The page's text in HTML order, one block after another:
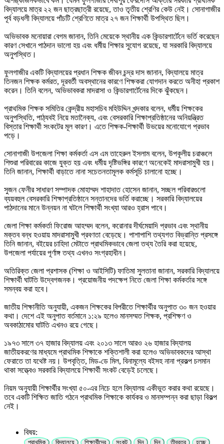
বিদ্যালয়ে মাত্র ২২ জন ছাত্রছাত্রী রয়েছে, তাও তৃতীয় শ্রেণির কেউ নেই। সোনাগাজীর
পূর্ব বড়ধলী বিদ্যালয়ে পাঁচটি শ্রেণিতে মাত্র ২৭ জন শিক্ষার্থী উপস্থিত ছিল।
অভিভাবক মনোয়ারা বেগম জানান, তিনি মেয়েকে স্থানীয় এক কিন্ডারগার্টেনে ভর্তি করেছেন
কারণ সেখানে পাঠদান ভালো হয় এবং ধর্মীয় শিক্ষার সুযোগ রয়েছে, যা সরকারি বিদ্যালয়ে
অনুপস্থিত।
ফুলগাজীর একটি বিদ্যালয়ের প্রধান শিক্ষক জীবন চন্দ্র দাস জানান, বিদ্যালয়ে মাত্র
তিনজন শিক্ষক কর্মরত, দূরবর্তী অবস্থানের কারণে শিক্ষকরা যোগদান করতে অনীহা প্রকাশ
করেন। তিনি বলেন, অভিভাবকরা মাদরাসা ও কিন্ডারগার্টেনের দিকে ঝুঁকছেন।
প্রাথমিক শিক্ষক সমিতির কেন্দ্রীয় মহাসচিব মহিউদ্দিন খন্দকার বলেন, ধর্মীয় শিক্ষকের
অনুপস্থিতি, পাঠ্যবই নিয়ে মতানৈক্য, এবং বেসরকারি শিক্ষাপ্রতিষ্ঠানের অনিয়ন্ত্রিত
বিস্তার শিক্ষার্থী সংকটের মূল কারণ। এতে শিক্ষক-শিক্ষার্থী উভয়ের মনোযোগে প্রভাব
পড়ে।
সোনাগাজী উপজেলা শিক্ষা কর্মকর্তা এস এম তাহেরুল ইসলাম বলেন, উপকূলীয় চরাঞ্চলে
শিশুরা পরিবারের কাজে যুক্ত হয় এবং ধর্মীয় দৃষ্টিভঙ্গির কারণে অনেকেই মাদরাসামুখী হয়।
তিনি জানান, শিক্ষার্থী বাড়াতে নানা সচেতনতামূলক কর্মসূচি চালানো হচ্ছে।
সুজন ফেনীর সাধারণ সম্পাদক মোহাম্মদ শাহাদাত হোসেন জানান, সচ্ছল পরিবারগুলো
ব্যয়বহুল বেসরকারি শিক্ষাপ্রতিষ্ঠানে সন্তানদের ভর্তি করাচ্ছে। সরকারি বিদ্যালয়ের
পাঠদানের মানে উন্নয়ন না ঘটলে শিক্ষার্থী সংখ্যা আরও হ্রাস পাবে।
জেলা শিক্ষা কর্মকর্তা ফিরোজ আহম্মদ বলেন, করোনার দীর্ঘমেয়াদি প্রভাব এবং স্থানীয়
মক্তব বন্ধ হওয়ায় মাদরাসামুখী প্রবণতা বেড়েছে। পাশাপাশি তথ্যগত বিভ্রান্তি প্রসঙ্গে
তিনি জানান, বইয়ের চাহিদা মেটাতে প্রাথমিকভাবে জেলা তথ্য তৈরি করা হয়েছে,
উপজেলা পর্যায়ের পূর্ণাঙ্গ তথ্য এখনও সংগ্রহাধীন।
অতিরিক্ত জেলা প্রশাসক (শিক্ষা ও আইসিটি) ফাতিমা সুলতানা জানান, সরকারি বিদ্যালয়ে
শিক্ষার্থী ঘাটতি উদ্বেগজনক। প্রয়োজনীয় পদক্ষেপ নিতে জেলা শিক্ষা কর্মকর্তার সঙ্গে
সমন্বয় করা হবে।
জাতীয় শিক্ষানীতি অনুযায়ী, একজন শিক্ষকের বিপরীতে শিক্ষার্থীর অনুপাত ৩০ জন হওয়ার
কথা। দেশে এই অনুপাত বর্তমানে ১:২৯ হলেও মানসম্মত শিক্ষক, প্রশিক্ষণ ও
অবকাঠামোর ঘাটতি এখনও রয়ে গেছে।
১৯৭৩ সালে ৩৭ হাজার বিদ্যালয় এবং ২০১৩ সালে আরও ২৬ হাজার বিদ্যালয়
জাতীয়করণের মাধ্যমে প্রাথমিক শিক্ষাকে শক্তিশালী করা হলেও অভিভাবকদের আস্থা
ফেরাতে তা যথেষ্ট নয়। উপবৃত্তি, মিড-ডে মিল, বিনামূল্যে বইসহ নানা প্রকল্প চলমান
থাকা সত্ত্বেও সরকারি বিদ্যালয়ে শিক্ষার্থী সংকট বেড়েই চলেছে।
নিয়ম অনুযায়ী শিক্ষার্থীর সংখ্যা ৫০-এর নিচে হলে বিদ্যালয় একীভূত করার কথা রয়েছে।
তবে একটি শিক্ষিত জাতি গঠনে প্রাথমিক শিক্ষাকে কার্যকর ও মানসম্পন্ন করা ছাড়া বিকল্প
নেই।
বিষয়:
প্রাথমিক বিদ্যালয়ে শিক্ষার্থীদের সংকট দিন দিন তীব্রতর হচ্ছে